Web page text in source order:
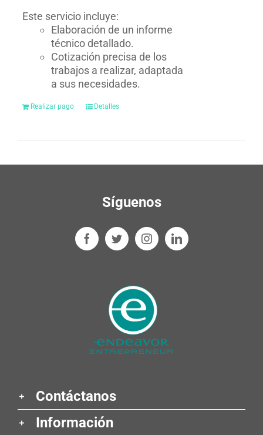
Este servicio incluye:
Elaboración de un informe
técnico detallado.
Cotización precisa de los
trabajos a realizar, adaptada
a sus necesidades.
Realizar pago Detalles
Síguenos
Contáctanos
Información